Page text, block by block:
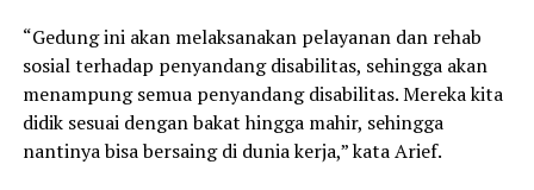
“Gedung ini akan melaksanakan pelayanan dan rehab
sosial terhadap penyandang disabilitas, sehingga akan
menampung semua penyandang disabilitas. Mereka kita
didik sesuai dengan bakat hingga mahir, sehingga
nantinya bisa bersaing di dunia kerja,” kata Arief.